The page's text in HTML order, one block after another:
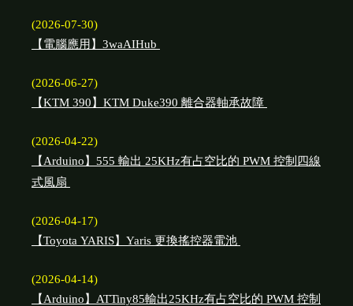
(2026-07-30)
【電腦應用】3waAIHub
(2026-06-27)
【KTM 390】KTM Duke390 離合器軸承故障
(2026-04-22)
【Arduino】555 輸出 25KHz有占空比的 PWM 控制四線
式風扇
(2026-04-17)
【Toyota YARIS】Yaris 更換搖控器電池
(2026-04-14)
【Arduino】ATTiny85輸出25KHz有占空比的 PWM 控制